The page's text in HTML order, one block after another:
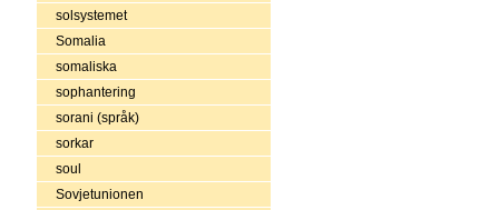
solsystemet
Somalia
somaliska
sophantering
sorani (språk)
sorkar
soul
Sovjetunionen